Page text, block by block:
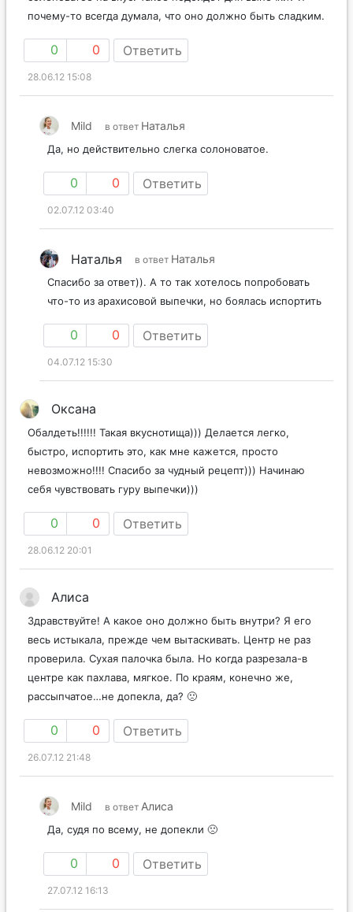
почему-то всегда думала, что оно должно быть сладким.
0 0 Ответить
28.06.12 15:08
Mild в ответ Наталья
Да, но действительно слегка солоноватое.
0 0 Ответить
02.07.12 03:40
Наталья в ответ Наталья
Спасибо за ответ)). А то так хотелось попробовать
что-то из арахисовой выпечки, но боялась испортить
0 0 Ответить
04.07.12 15:30
Оксана
Обалдеть!!!!!! Такая вкуснотища))) Делается легко,
быстро, испортить это, как мне кажется, просто
невозможно!!!! Спасибо за чудный рецепт))) Начинаю
себя чувствовать гуру выпечки)))
0 0 Ответить
28.06.12 20:01
Алиса
Здравствуйте! А какое оно должно быть внутри? Я его
весь истыкала, прежде чем вытаскивать. Центр не раз
проверила. Сухая палочка была. Но когда разрезала-в
центре как пахлава, мягкое. По краям, конечно же,
рассыпчатое…не допекла, да? 🙁
0 0 Ответить
26.07.12 21:48
Mild в ответ Алиса
Да, судя по всему, не допекли 🙁
0 0 Ответить
27.07.12 16:13